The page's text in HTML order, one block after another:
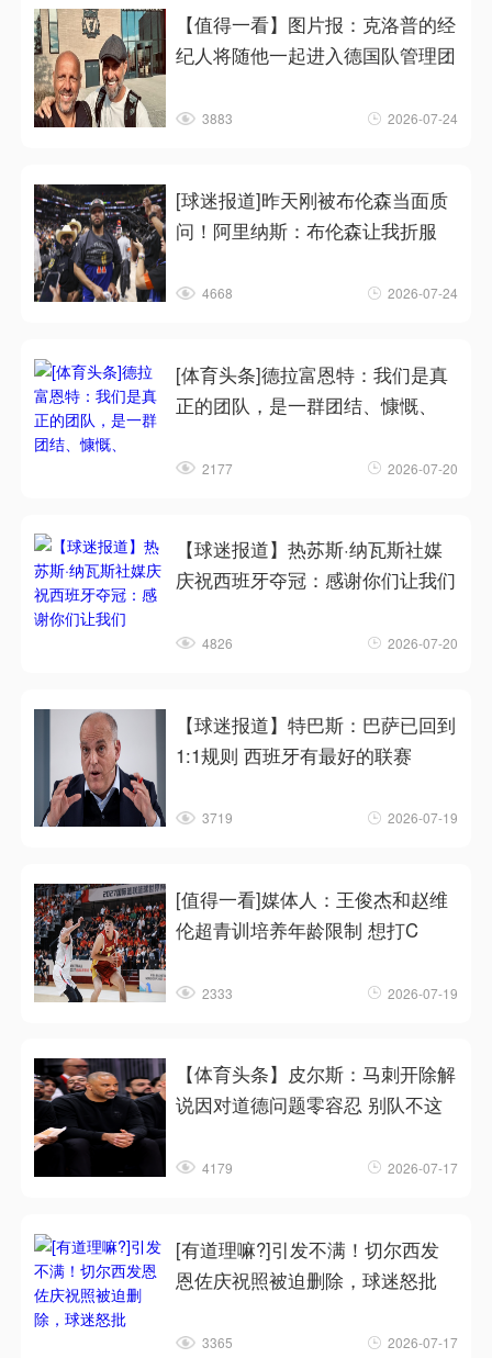
【值得一看】图片报：克洛普的经
纪人将随他一起进入德国队管理团
3883 2026-07-24
[球迷报道]昨天刚被布伦森当面质
问！阿里纳斯：布伦森让我折服
4668 2026-07-24
[体育头条]德拉富恩特：我们是真
正的团队，是一群团结、慷慨、
2177 2026-07-20
【球迷报道】热苏斯·纳瓦斯社媒
庆祝西班牙夺冠：感谢你们让我们
4826 2026-07-20
【球迷报道】特巴斯：巴萨已回到
1:1规则 西班牙有最好的联赛
3719 2026-07-19
[值得一看]媒体人：王俊杰和赵维
伦超青训培养年龄限制 想打C
2333 2026-07-19
【体育头条】皮尔斯：马刺开除解
说因对道德问题零容忍 别队不这
4179 2026-07-17
[有道理嘛?]引发不满！切尔西发
恩佐庆祝照被迫删除，球迷怒批
3365 2026-07-17